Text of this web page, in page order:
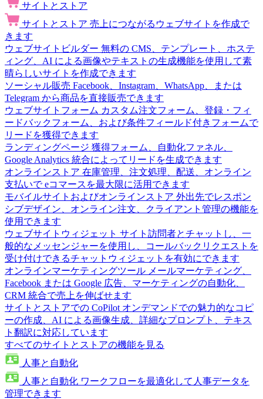
サイトとストア
サイトとストア 売上につながるウェブサイトを作成で
きます
ウェブサイトビルダー 無料の CMS、テンプレート、ホステ
ィング、AI による画像やテキストの生成機能を使用して素
晴らしいサイトを作成できます
ソーシャル販売 Facebook、Instagram、WhatsApp、または
Telegram から商品を直接販売できます
ウェブサイトフォーム カスタム注文フォーム、登録・フィ
ードバックフォーム、および条件フィールド付きフォームで
リードを獲得できます
ランディングページ 獲得フォーム、自動化ファネル、
Google Analytics 統合によってリードを生成できます
オンラインストア 在庫管理、注文処理、配送、オンライン
支払いで eコマースを最大限に活用できます
モバイルサイトおよびオンラインストア 外出先でレスポン
シブデザイン、オンライン注文、クライアント管理の機能を
使用できます
ウェブサイトウィジェット サイト訪問者とチャットし、一
般的なメッセンジャーを使用し、コールバックリクエストを
受け付けできるチャットウィジェットを有効にできます
オンラインマーケティングツール メールマーケティング、
Facebook または Google 広告、マーケティングの自動化、
CRM 統合で売上を伸ばせます
サイトとストアでの CoPilot オンデマンドでの魅力的なコピ
ーの作成、AI による画像生成、詳細なプロンプト、テキス
ト翻訳に対応しています
すべてのサイトとストアの機能を見る
人事と自動化
人事と自動化 ワークフローを最適化して人事データを
管理できます